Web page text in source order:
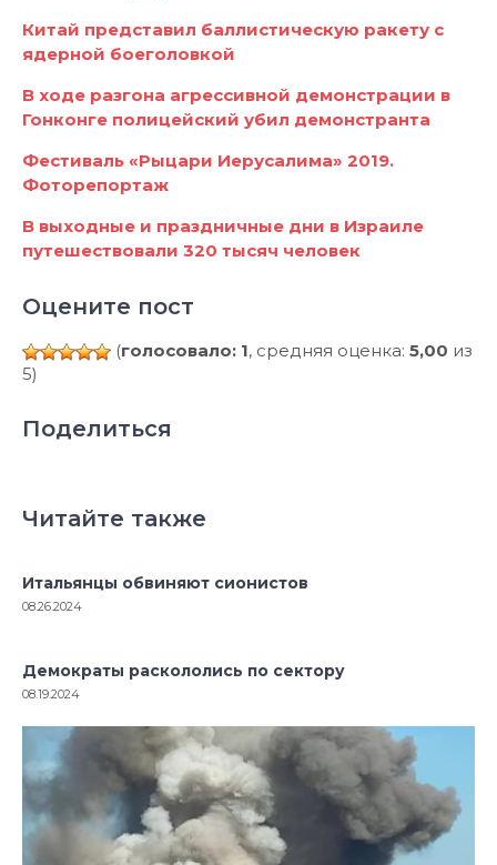
Китай представил баллистическую ракету с
ядерной боеголовкой
В ходе разгона агрессивной демонстрации в
Гонконге полицейский убил демонстранта
Фестиваль «Рыцари Иерусалима» 2019.
Фоторепортаж
В выходные и праздничные дни в Израиле
путешествовали 320 тысяч человек
Оцените пост
(голосовало: 1, средняя оценка: 5,00 из
5)
Поделиться
Читайте также
Итальянцы обвиняют сионистов
08.26.2024
Демократы раскололись по сектору
08.19.2024